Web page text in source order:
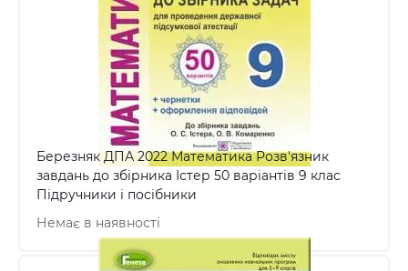
Березняк ДПА 2022 Математика Розв'язник
завдань до збірника Істер 50 варіантів 9 клас
Підручники і посібники
Немає в наявності